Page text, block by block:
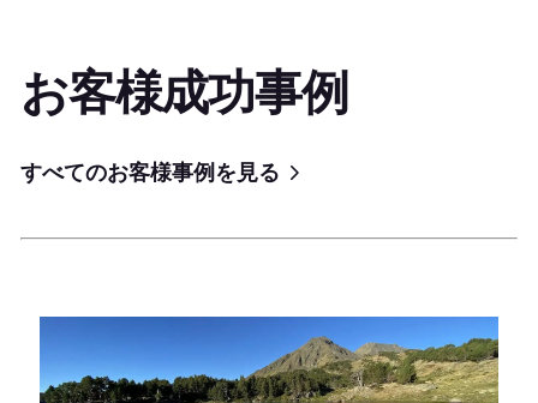
お客様成功事例
すべてのお客様事例を見る